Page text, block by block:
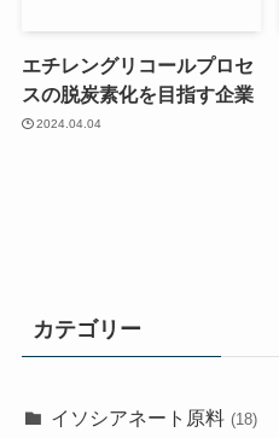
エチレングリコールプロセ
スの脱炭素化を目指す企業
2024.04.04
カテゴリー
イソシアネート原料 (18)